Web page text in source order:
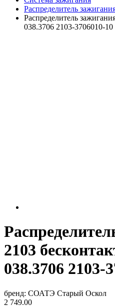
Распределитель
Распределитель
038.3706 2103-3706010-10
2103
038.3706 2103-
бренд: СОАТЭ Старый Оскол
2 749.00